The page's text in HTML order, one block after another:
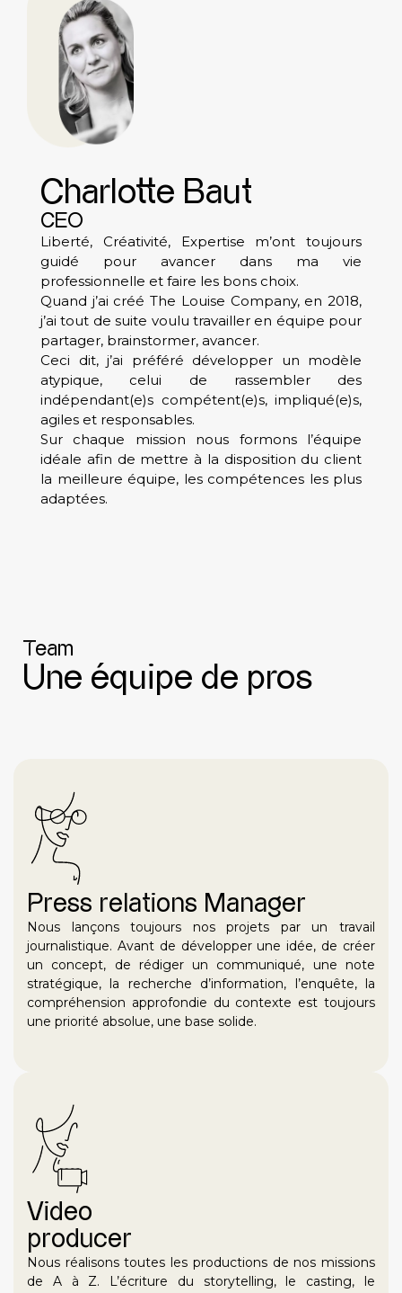
Charlotte Baut
CEO
Liberté, Créativité, Expertise m’ont toujours
guidé pour avancer dans ma vie
professionnelle et faire les bons choix.
Quand j’ai créé The Louise Company, en 2018,
j’ai tout de suite voulu travailler en équipe pour
partager, brainstormer, avancer.
Ceci dit, j’ai préféré développer un modèle
atypique, celui de rassembler des
indépendant(e)s compétent(e)s, impliqué(e)s,
agiles et responsables.
Sur chaque mission nous formons l’équipe
idéale afin de mettre à la disposition du client
la meilleure équipe, les compétences les plus
adaptées.
Team
Une équipe de pros
Press relations Manager
Nous lançons toujours nos projets par un travail
journalistique. Avant de développer une idée, de créer
un concept, de rédiger un communiqué, une note
stratégique, la recherche d’information, l’enquête, la
compréhension approfondie du contexte est toujours
une priorité absolue, une base solide.
Video
producer
Nous réalisons toutes les productions de nos missions
de A à Z. L’écriture du storytelling, le casting, le